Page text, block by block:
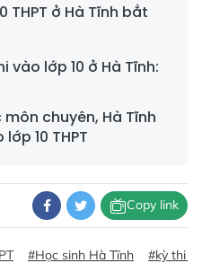
THPT ở Hà Tĩnh bắt
vào lớp 10 ở Hà Tĩnh:
chuyên, Hà Tĩnh
10 THPT
Copy link
#Học sinh Hà Tĩnh #kỳ thi